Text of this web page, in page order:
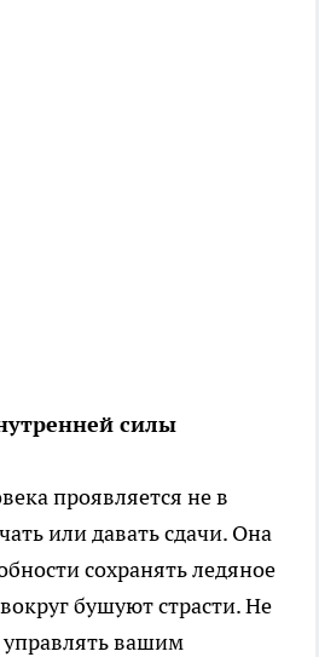
силы
проявляется не в
или давать сдачи. Она
сохранять ледяное
бушуют страсти. Не
вашим